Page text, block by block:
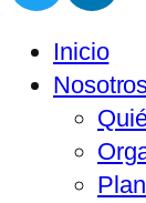
Inicio